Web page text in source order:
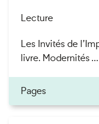
Lecture
Les Invités de
livre. Modernités ...
Pages